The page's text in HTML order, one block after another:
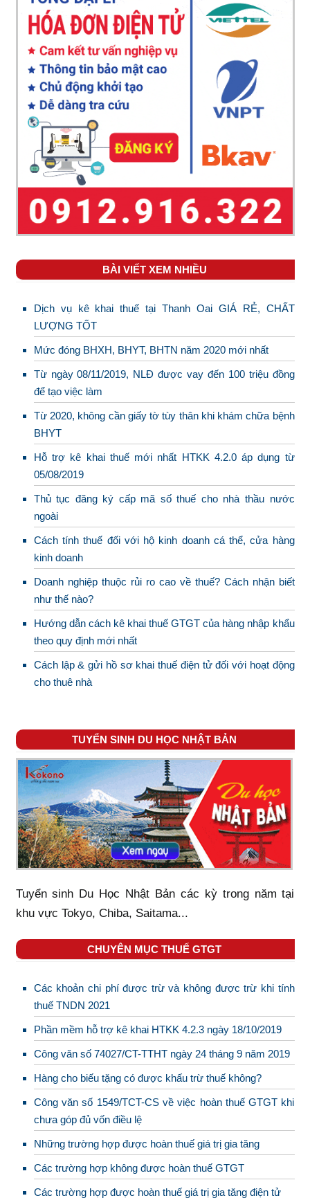
BÀI VIẾT XEM NHIỀU
Dịch vụ kê khai thuế tại Thanh Oai GIÁ RẺ, CHẤT
LƯỢNG TỐT
Mức đóng BHXH, BHYT, BHTN năm 2020 mới nhất
Từ ngày 08/11/2019, NLĐ được vay đến 100 triệu đồng
để tạo việc làm
Từ 2020, không cần giấy tờ tùy thân khi khám chữa bệnh
BHYT
Hỗ trợ kê khai thuế mới nhất HTKK 4.2.0 áp dụng từ
05/08/2019
Thủ tục đăng ký cấp mã số thuế cho nhà thầu nước
ngoài
Cách tính thuế đối với hộ kinh doanh cá thể, cửa hàng
kinh doanh
Doanh nghiệp thuộc rủi ro cao về thuế? Cách nhận biết
như thế nào?
Hướng dẫn cách kê khai thuế GTGT của hàng nhập khẩu
theo quy định mới nhất
Cách lập & gửi hồ sơ khai thuế điện tử đối với hoạt động
cho thuê nhà
TUYỂN SINH DU HỌC NHẬT BẢN
Tuyển sinh Du Học Nhật Bản các kỳ trong năm tại
khu vực Tokyo, Chiba, Saitama...
CHUYÊN MỤC THUẾ GTGT
Các khoản chi phí được trừ và không được trừ khi tính
thuế TNDN 2021
Phần mềm hỗ trợ kê khai HTKK 4.2.3 ngày 18/10/2019
Công văn số 74027/CT-TTHT ngày 24 tháng 9 năm 2019
Hàng cho biếu tặng có được khấu trừ thuế không?
Công văn số 1549/TCT-CS về việc hoàn thuế GTGT khi
chưa góp đủ vốn điều lệ
Những trường hợp được hoàn thuế giá trị gia tăng
Các trường hợp không được hoàn thuế GTGT
Các trường hợp được hoàn thuế giá trị gia tăng điện tử